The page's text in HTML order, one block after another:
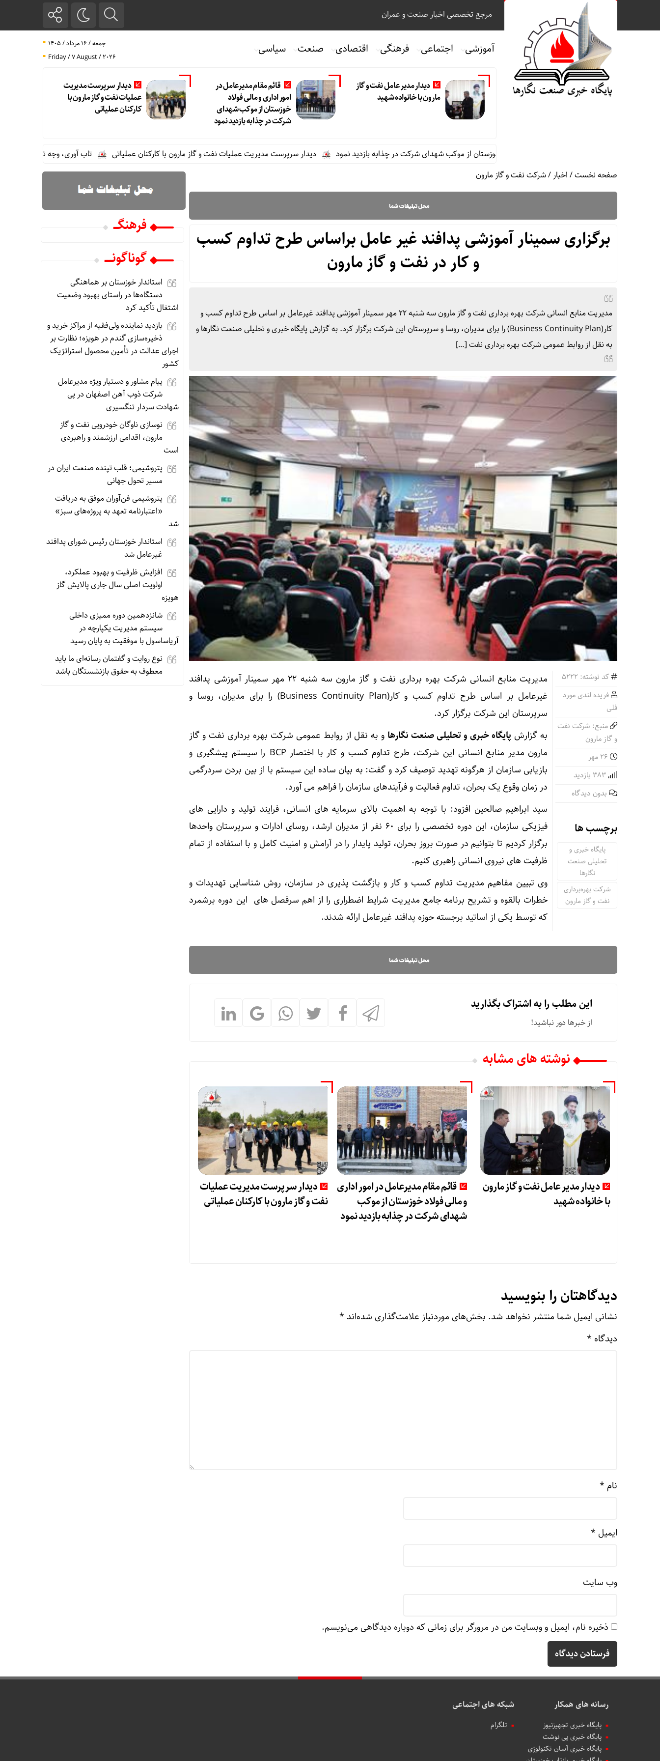
مرجع تخصصی اخبار صنعت و عمران
آموزشی اجتماعی فرهنگی اقتصادی صنعت سیاسی
جمعه / ۱۶ مرداد / ۱۴۰۵
Friday / 7 August / 2026
دیدار مدیر عامل نفت و گاز
مارون با خانواده شهید
قائم مقام مدیرعامل در
امور اداری و مالی فولاد
خوزستان از موکب شهدای
شرکت در چذابه بازدید نمود
دیدار سرپرست مدیریت
عملیات نفت و گاز مارون با
کارکنان عملیاتی
مقام مدیرعامل در امور اداری و مالی فولاد خوزستان از موکب شهدای شرکت در چذابه بازدید نمود دیدار سرپرست مدیریت عملیات نفت و گاز مارون با کارکنان عملیاتی
تاب آوری، وجه تمایز تازه پتروشیمی
صفحه نخست/اخبار/شرکت نفت و گاز مارون
برگزاری سمینار آموزشی پدافند غیر عامل براساس طرح تداوم کسب
و کار در نفت و گاز مارون
مدیریت منابع انسانی شرکت بهره برداری نفت و گاز مارون سه شنبه ۲۲ مهر سمینار آموزشی پدافند غیرعامل بر اساس طرح تداوم کسب و
کار(Business Continuity Plan) را برای مدیران، روسا و سرپرستان این شرکت برگزار کرد. به گزارش پایگاه خبری و تحلیلی صنعت نگارها و
به نقل از روابط عمومی شرکت بهره برداری نفت […]
کد نوشته: 5222
فریده لندی مورد
فلی
منبع: شرکت نفت
و گاز مارون
بدون دیدگاه
برچسب ها
پایگاه خبری و
تحلیلی صنعت
نگارها
شرکت بهره‌برداری
نفت و گاز مارون
مدیریت منابع انسانی شرکت بهره برداری نفت و گاز مارون سه شنبه ۲۲ مهر سمینار آموزشی پدافند
غیرعامل بر اساس طرح تداوم کسب و کار(Business Continuity Plan) را برای مدیران، روسا و
سرپرستان این شرکت برگزار کرد.
به گزارش پایگاه خبری و تحلیلی صنعت نگارها و به نقل از روابط عمومی شرکت بهره برداری نفت و گاز
مارون مدیر منابع انسانی این شرکت، طرح تداوم کسب و کار با اختصار BCP را سیستم پیشگیری و
بازیابی سازمان از هرگونه تهدید توصیف کرد و گفت: به بیان ساده این سیستم با از بین بردن سردرگمی
در زمان وقوع یک بحران، تداوم فعالیت و فرآیندهای سازمان را فراهم می آورد.
سید ابراهیم صالحین افزود: با توجه به اهمیت بالای سرمایه های انسانی، فرایند تولید و دارایی های
فیزیکی سازمان، این دوره تخصصی را برای ۶۰ نفر از مدیران ارشد، روسای ادارات و سرپرستان واحدها
برگزار کردیم تا بتوانیم در صورت بروز بحران، تولید پایدار را در آرامش و امنیت کامل و با استفاده از تمام
ظرفیت های نیروی انسانی راهبری کنیم.
وی تبیین مفاهیم مدیریت تداوم کسب و کار و بازگشت پذیری در سازمان، روش شناسایی تهدیدات و
خطرات بالقوه و تشریح برنامه جامع مدیریت شرایط اضطراری را از اهم سرفصل های این دوره برشمرد
که توسط یکی از اساتید برجسته حوزه پدافند غیرعامل ارائه شدند.
این مطلب را به اشتراک بگذارید
از خبرها دور نباشید!
نوشته های مشابه
دیدار مدیر عامل نفت و گاز مارون
با خانواده شهید
قائم مقام مدیرعامل در امور اداری
و مالی فولاد خوزستان از موکب
شهدای شرکت در چذابه بازدید نمود
دیدار سرپرست مدیریت عملیات
نفت و گاز مارون با کارکنان عملیاتی
دیدگاهتان را بنویسید
نشانی ایمیل شما منتشر نخواهد شد. بخش‌های موردنیاز علامت‌گذاری شده‌اند *
دیدگاه *
نام *
ایمیل *
وب‌ سایت
ذخیره نام، ایمیل و وبسایت من در مرورگر برای زمانی که دوباره دیدگاهی می‌نویسم.
فرهنگـــ
گوناگونـــــ
استاندار خوزستان بر هماهنگی
دستگاه‌ها در راستای بهبود وضعیت
اشتغال تأکید کرد
بازدید نماینده ولی‌فقیه از مراکز خرید و
ذخیره‌سازی گندم در هویزه؛ نظارت بر
اجرای عدالت در تأمین محصول استراتژیک
کشور
پیام مشاور و دستیار ویژه مدیرعامل
شرکت ذوب آهن اصفهان در پی
شهادت سردار تنگسیری
نوسازی ناوگان خودرویی نفت و گاز
مارون، اقدامی ارزشمند و راهبردی
است
پتروشیمی؛ قلب تپنده صنعت ایران در
مسیر تحول جهانی
پتروشیمی فن‌آوران موفق به دریافت
«اعتبارنامه تعهد به پروژه‌های سبز»
شد
استاندار خوزستان رئیس شورای پدافند
غیرعامل شد
افزایش ظرفیت و بهبود عملکرد،
اولویت اصلی سال جاری پالایش گاز
هویزه
شانزدهمین دوره ممیزی داخلی
سیستم مدیریت یکپارچه در
آریاساسول با موفقیت به پایان رسید
نوع روایت و گفتمان رسانه‌ای ما باید
معطوف به حقوق بازنشستگان باشد
رسانه های همکار
پایگاه خبری تجهیزنیوز
پایگاه خبری پی نوشت
پایگاه خبری آسان تکنولوژی
شبکه های اجتماعی
تلگرام